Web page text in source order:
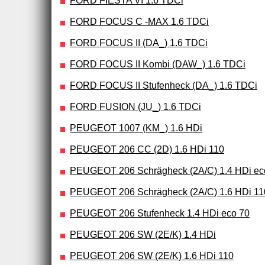
FORD FOCUS C -MAX 1.6 TDCi
FORD FOCUS II (DA_) 1.6 TDCi
FORD FOCUS II Kombi (DAW_) 1.6 TDCi
FORD FOCUS II Stufenheck (DA_) 1.6 TDCi
FORD FUSION (JU_) 1.6 TDCi
PEUGEOT 1007 (KM_) 1.6 HDi
PEUGEOT 206 CC (2D) 1.6 HDi 110
PEUGEOT 206 Schrägheck (2A/C) 1.4 HDi
PEUGEOT 206 Schrägheck (2A/C) 1.6 HDi
PEUGEOT 206 Stufenheck 1.4 HDi eco 70
PEUGEOT 206 SW (2E/K) 1.4 HDi
PEUGEOT 206 SW (2E/K) 1.6 HDi 110